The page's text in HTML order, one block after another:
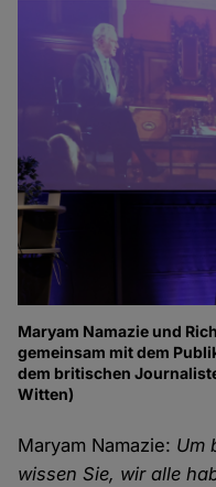
Maryam Namazie und
gemeinsam mit dem
dem britischen
Witten)
Maryam Namazie: Um
wissen Sie, wir alle